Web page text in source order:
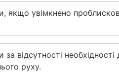
якщо увімкнено
відсутності
руху.